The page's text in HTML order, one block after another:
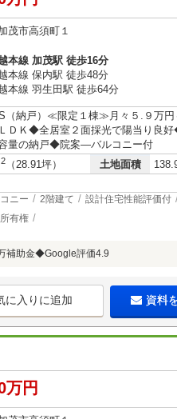
茂市高須町１
本線 加茂駅 徒歩16分
本線 保内駅 徒歩48分
本線 羽生田駅 徒歩64分
（納戸）≪限定１棟≫月々５.９万
ＤＫ◆全居室２面採光で陽当り良
量の納戸◆院案―バルコニー付
2 （28.91坪） 土地面積
ニー 2階建て
設計住宅性能評価付
所有権
補助金◆Google評価4.9
に入りに追加 資料
万円